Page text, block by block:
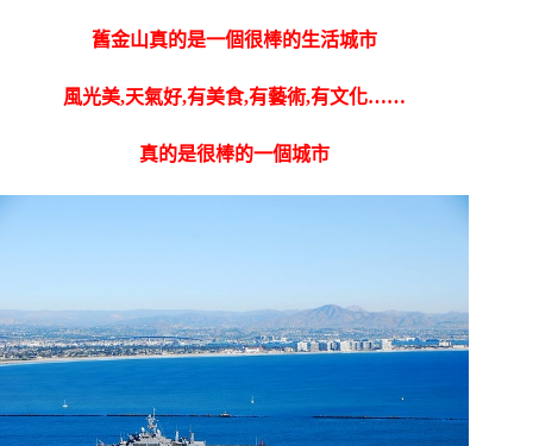
舊金山真的是一個很棒的生活城市
風光美,天氣好,有美食,有藝術,有文化……
真的是很棒的一個城市